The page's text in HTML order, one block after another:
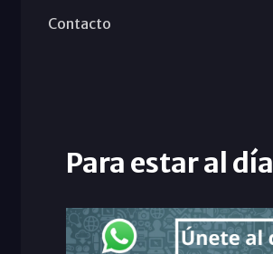
Contacto
Para estar al día